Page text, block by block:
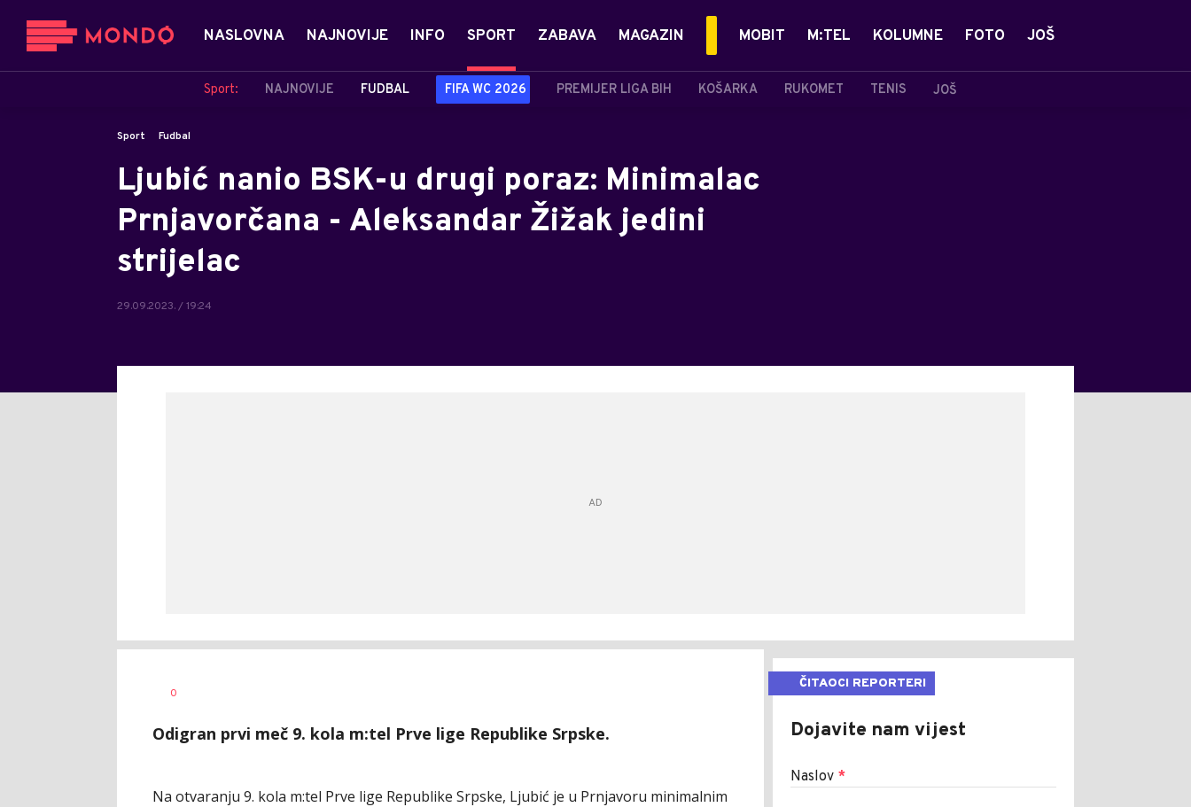
NASLOVNA NAJNOVIJE INFO SPORT
Sport: NAJNOVIJE FUDBAL FIFA WC 2026 PREMIJER LIGA BIH KOŠARKA RUKOMET TENIS JOŠ
ZABAVA MAGAZIN MOBIT M:TEL KOLUMNE FOTO JOŠ
Sport Fudbal
Ljubić nanio BSK-u drugi poraz: Minimalac
Prnjavorčana - Aleksandar Žižak jedini
strijelac
29.09.2023. / 19:24
AUTOR
0
Odigran prvi meč 9. kola m:tel Prve lige Republike Srpske.
Na otvaranju 9. kola m:tel Prve lige Republike Srpske, Ljubić je u Prnjavoru minimalnim
ČITAOCI REPORTERI
Dojavite nam vijest
Naslov *